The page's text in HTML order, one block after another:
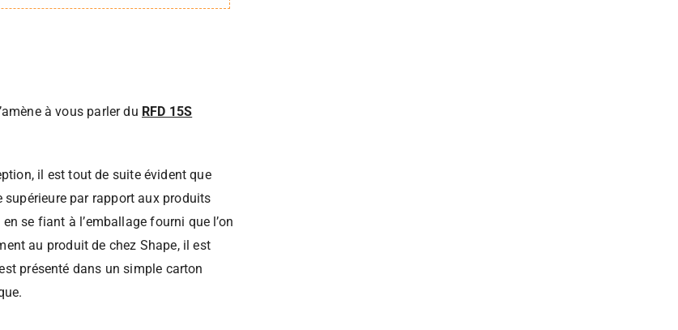
à vous parler du RFD 15S
il est tout de suite évident que
par rapport aux produits
se fiant à l’emballage fourni que l’on
au produit de chez Shape, il est
présenté dans un simple carton